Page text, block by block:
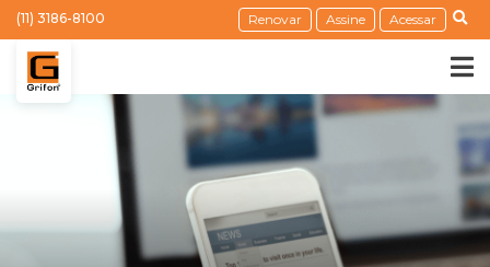
(11) 3186-8100 Renovar Assine Acessar